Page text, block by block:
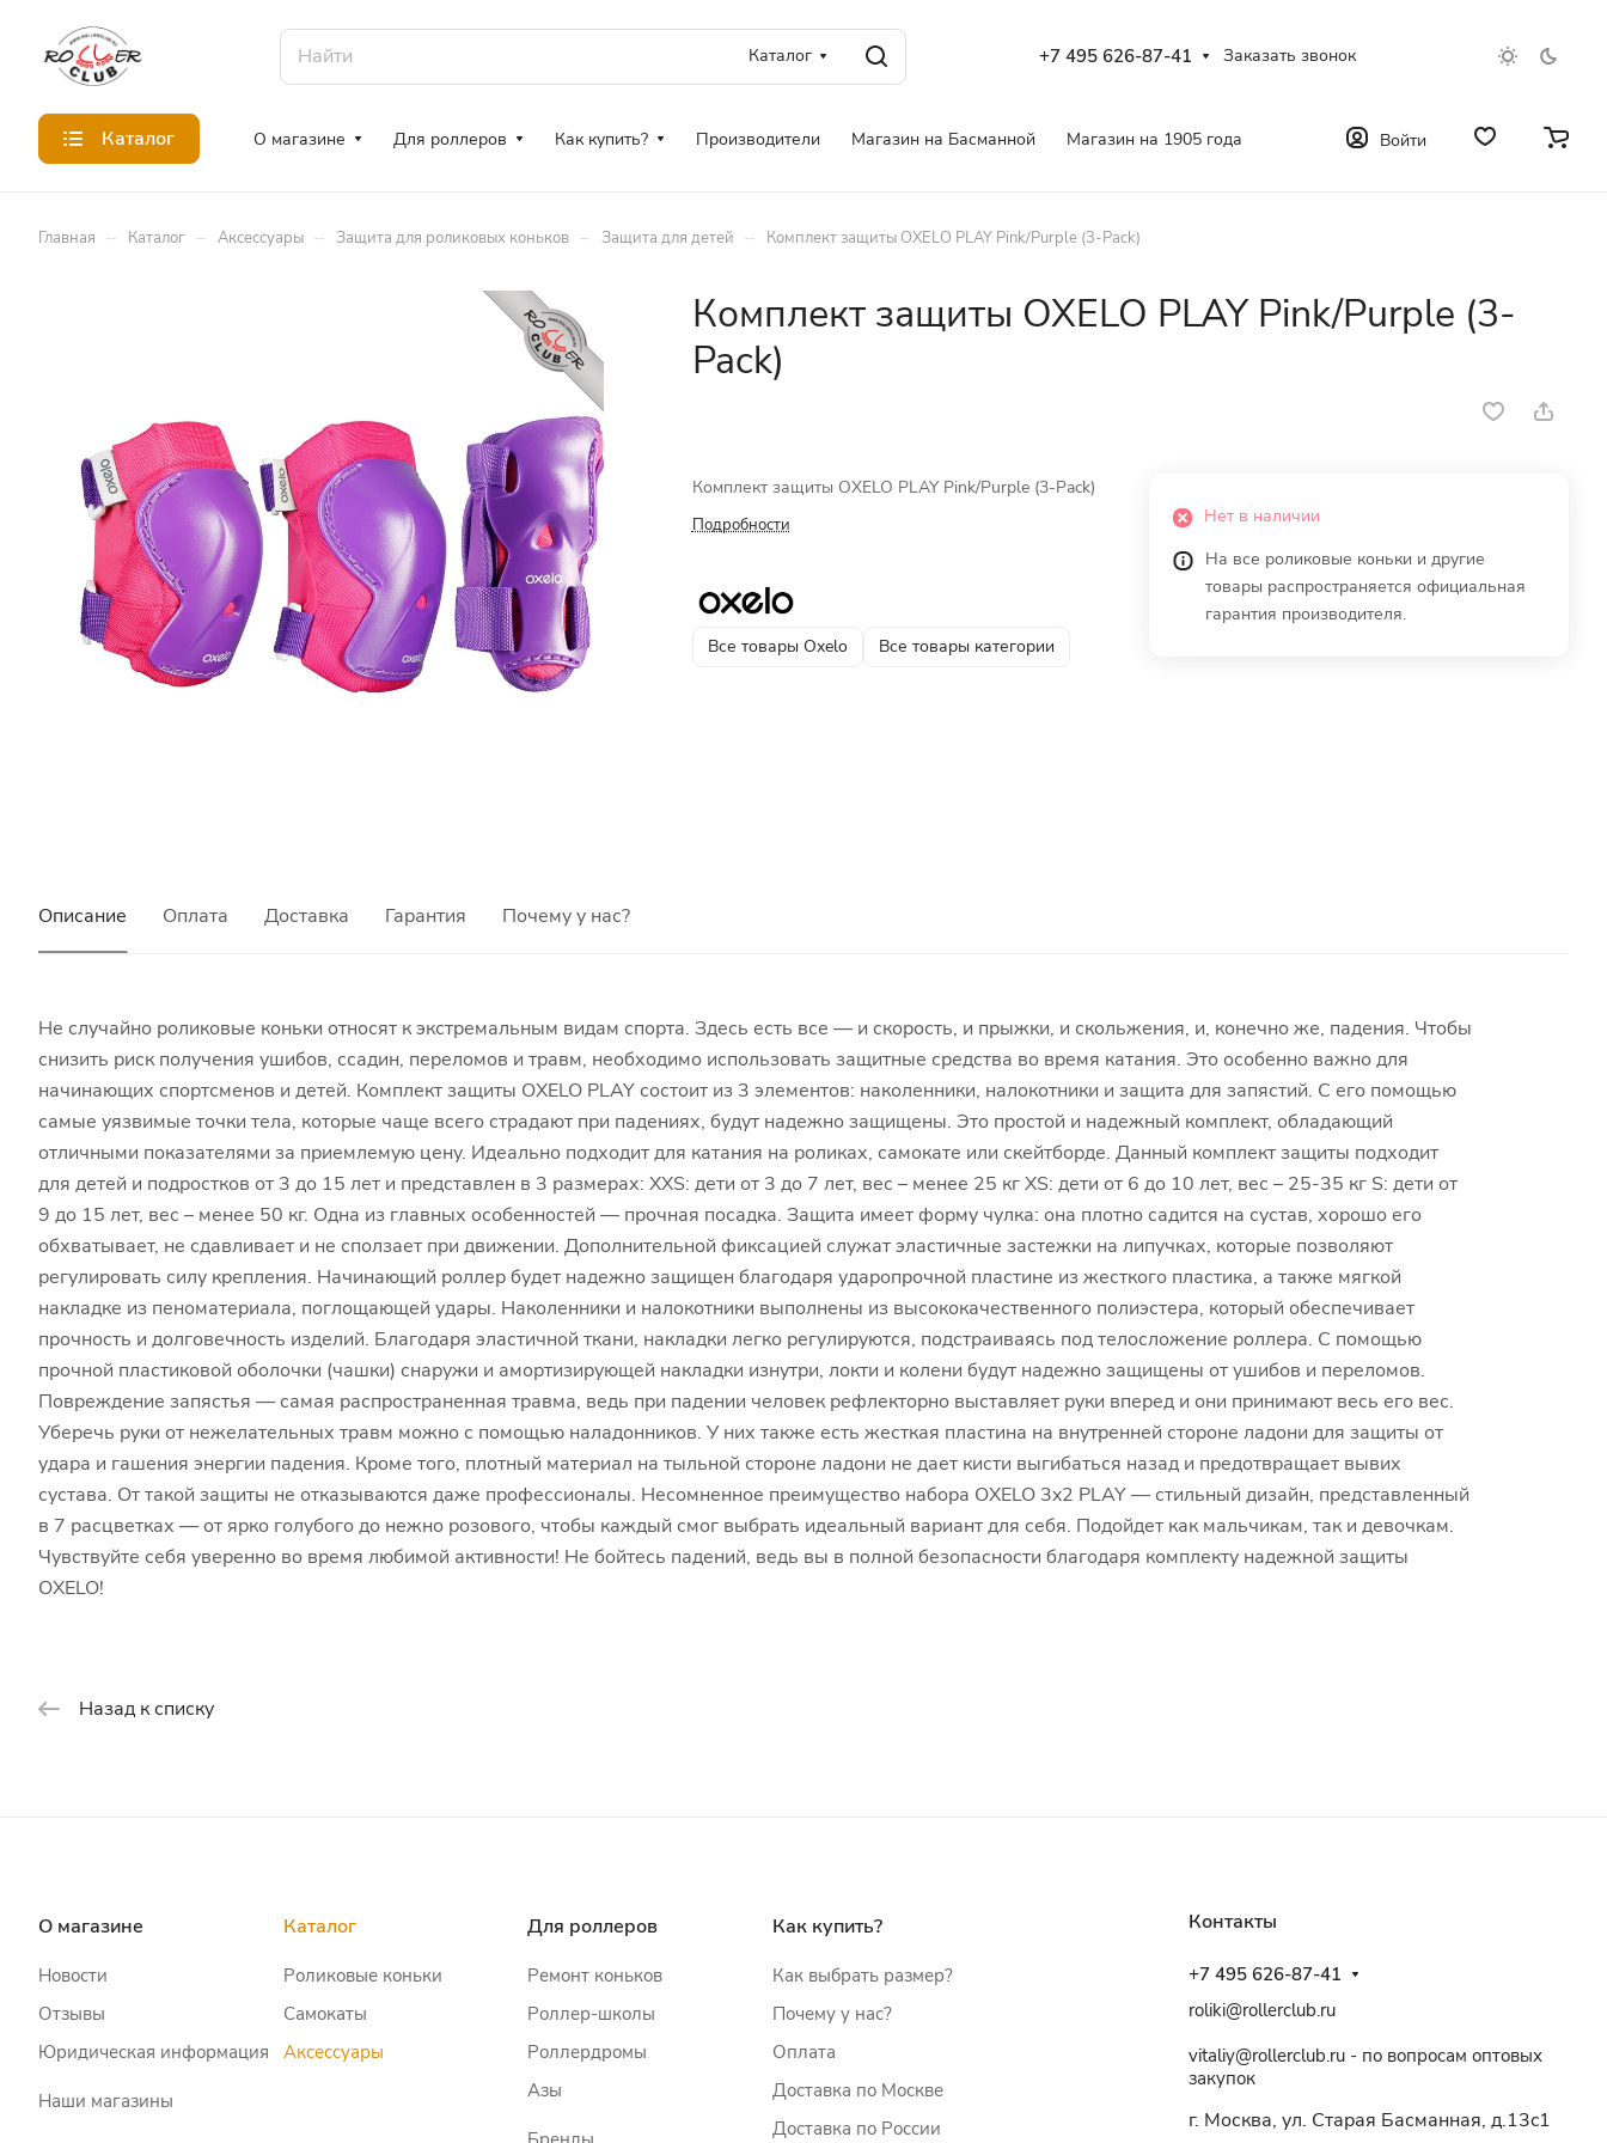
Каталог +7 495 626-87-41 Заказать звонок
Каталог О магазине Для роллеров Как купить? Производители Магазин на Басманной Магазин на 1905 года Войти
Главная – Каталог – Аксессуары – Защита для роликовых коньков – Защита для детей – Комплект защиты OXELO PLAY Pink/Purple (3-Pack)
Комплект защиты OXELO PLAY Pink/Purple (3-
Pack)
Комплект защиты OXELO PLAY Pink/Purple (3-Pack)
Подробности
Все товары Oxelo Все товары категории
Нет в наличии
На все роликовые коньки и другие
товары распространяется официальная
гарантия производителя.
Описание Оплата Доставка Гарантия Почему у нас?
Не случайно роликовые коньки относят к экстремальным видам спорта. Здесь есть все — и скорость, и прыжки, и скольжения, и, конечно же, падения. Чтобы
снизить риск получения ушибов, ссадин, переломов и травм, необходимо использовать защитные средства во время катания. Это особенно важно для
начинающих спортсменов и детей. Комплект защиты OXELO PLAY состоит из 3 элементов: наколенники, налокотники и защита для запястий. С его помощью
самые уязвимые точки тела, которые чаще всего страдают при падениях, будут надежно защищены. Это простой и надежный комплект, обладающий
отличными показателями за приемлемую цену. Идеально подходит для катания на роликах, самокате или скейтборде. Данный комплект защиты подходит
для детей и подростков от 3 до 15 лет и представлен в 3 размерах: XXS: дети от 3 до 7 лет, вес – менее 25 кг XS: дети от 6 до 10 лет, вес – 25-35 кг S: дети от
9 до 15 лет, вес – менее 50 кг. Одна из главных особенностей — прочная посадка. Защита имеет форму чулка: она плотно садится на сустав, хорошо его
обхватывает, не сдавливает и не сползает при движении. Дополнительной фиксацией служат эластичные застежки на липучках, которые позволяют
регулировать силу крепления. Начинающий роллер будет надежно защищен благодаря ударопрочной пластине из жесткого пластика, а также мягкой
накладке из пеноматериала, поглощающей удары. Наколенники и налокотники выполнены из высококачественного полиэстера, который обеспечивает
прочность и долговечность изделий. Благодаря эластичной ткани, накладки легко регулируются, подстраиваясь под телосложение роллера. С помощью
прочной пластиковой оболочки (чашки) снаружи и амортизирующей накладки изнутри, локти и колени будут надежно защищены от ушибов и переломов.
Повреждение запястья — самая распространенная травма, ведь при падении человек рефлекторно выставляет руки вперед и они принимают весь его вес.
Уберечь руки от нежелательных травм можно с помощью наладонников. У них также есть жесткая пластина на внутренней стороне ладони для защиты от
удара и гашения энергии падения. Кроме того, плотный материал на тыльной стороне ладони не дает кисти выгибаться назад и предотвращает вывих
сустава. От такой защиты не отказываются даже профессионалы. Несомненное преимущество набора OXELO 3x2 PLAY — стильный дизайн, представленный
в 7 расцветках — от ярко голубого до нежно розового, чтобы каждый смог выбрать идеальный вариант для себя. Подойдет как мальчикам, так и девочкам.
Чувствуйте себя уверенно во время любимой активности! Не бойтесь падений, ведь вы в полной безопасности благодаря комплекту надежной защиты
OXELO!
Назад к списку
О магазине
Новости
Отзывы
Юридическая информация
Наши магазины
Каталог
Роликовые коньки
Самокаты
Аксессуары
Для роллеров
Ремонт коньков
Роллер-школы
Роллердромы
Азы
Как купить?
Как выбрать размер?
Почему у нас?
Оплата
Доставка по Москве
Доставка по России
Контакты
+7 495 626-87-41
roliki@rollerclub.ru
vitaliy@rollerclub.ru - по вопросам оптовых
закупок
г. Москва, ул. Старая Басманная, д.13c1